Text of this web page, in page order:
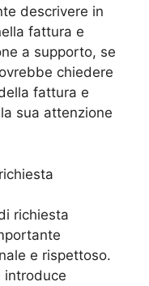
descrivere in
fattura e
a supporto, se
chiedere
fattura e
sua attenzione
richiesta
e rispettoso.
introduce